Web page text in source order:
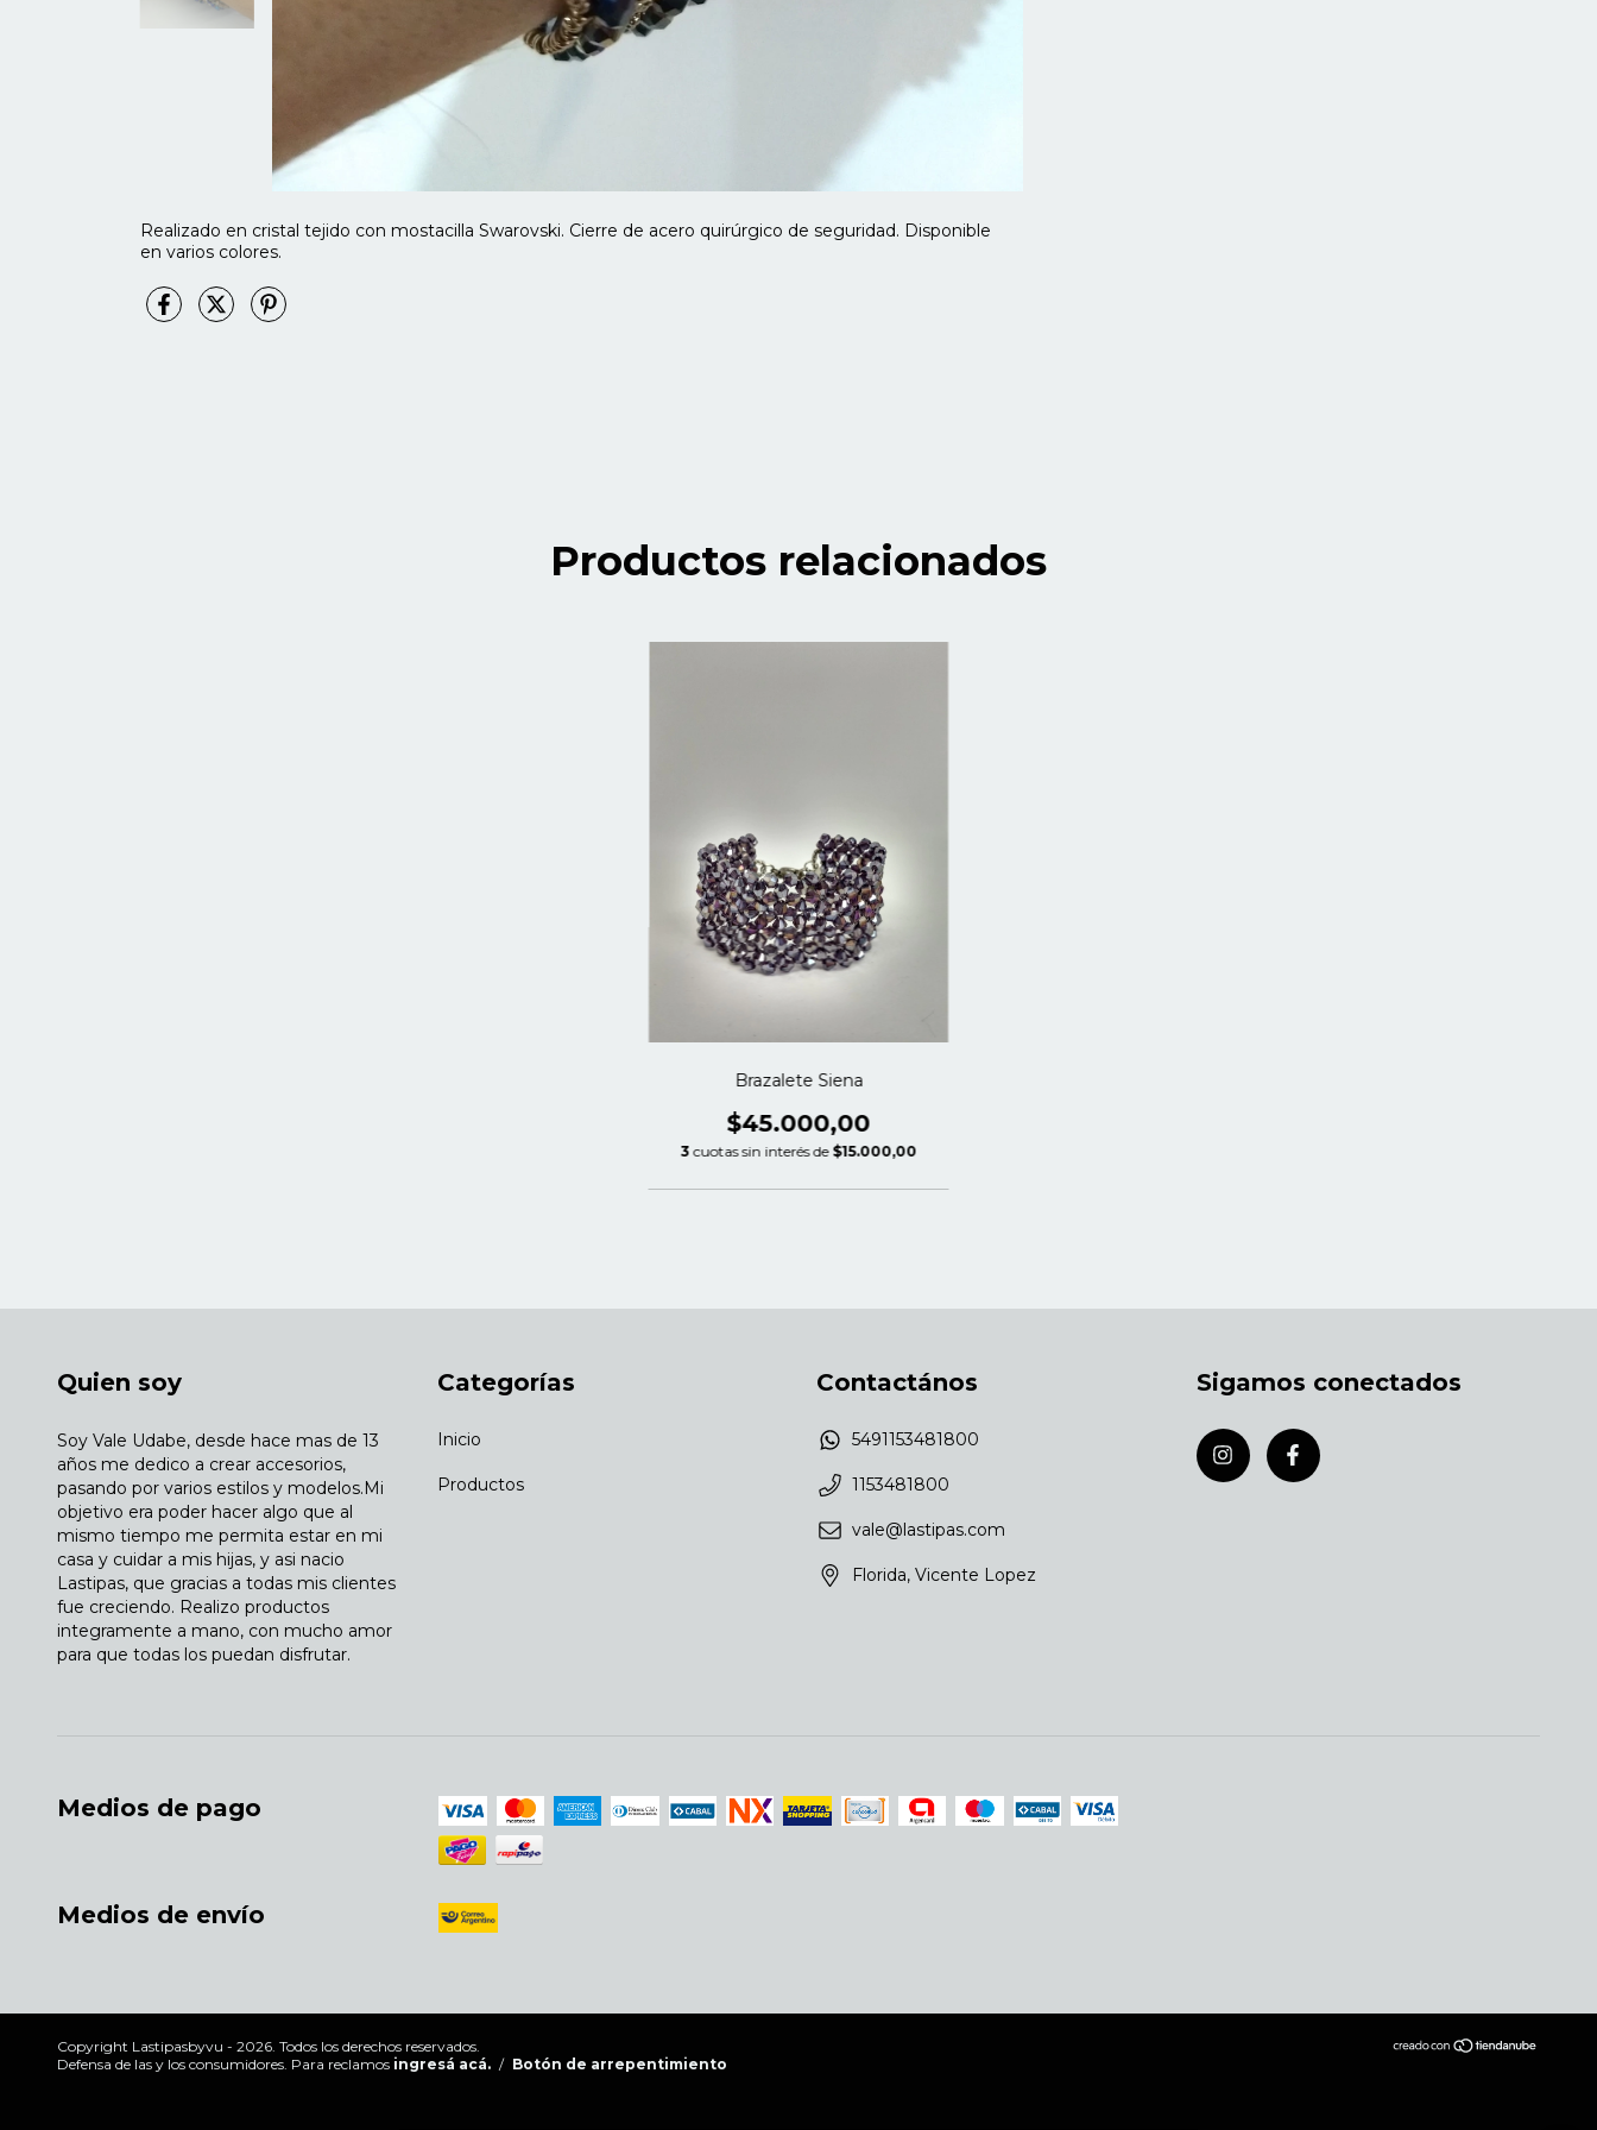
Realizado en cristal tejido con mostacilla Swarovski. Cierre de acero quirúrgico de seguridad. Disponible
en varios colores.
Productos relacionados
Brazalete Siena
$45.000,00
3 cuotas sin interés de $15.000,00
Quien soy
Soy Vale Udabe, desde hace mas de 13
años me dedico a crear accesorios,
pasando por varios estilos y modelos.Mi
objetivo era poder hacer algo que al
mismo tiempo me permita estar en mi
casa y cuidar a mis hijas, y asi nacio
Lastipas, que gracias a todas mis clientes
fue creciendo. Realizo productos
integramente a mano, con mucho amor
para que todas los puedan disfrutar.
Categorías
Inicio
Productos
Contactános
5491153481800
1153481800
vale@lastipas.com
Florida, Vicente Lopez
Sigamos conectados
Medios de pago
Medios de envío
Copyright Lastipasbyvu - 2026. Todos los derechos reservados.
Defensa de las y los consumidores. Para reclamos ingresá acá. / Botón de arrepentimiento